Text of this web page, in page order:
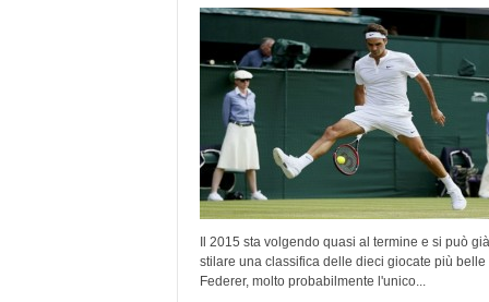
Il 2015 sta volgendo quasi al termine e si può già
stilare una classifica delle dieci giocate più belle
Federer, molto probabilmente l'unico...